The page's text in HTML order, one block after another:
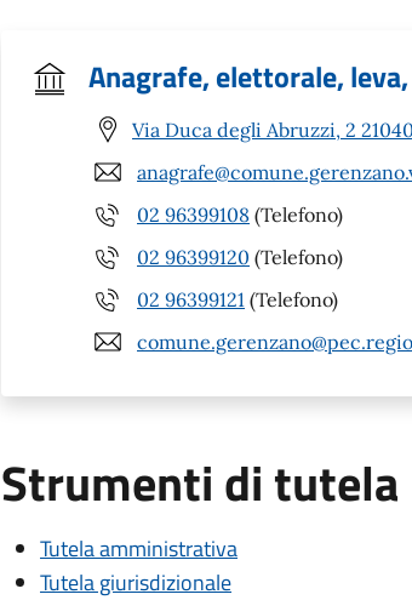
Anagrafe, elettorale,
Via Duca degli Abruzzi, 2
02 96399108 (Telefono)
02 96399120 (Telefono)
02 96399121 (Telefono)
Strumenti di tutela
Tutela amministrativa
Tutela giurisdizionale